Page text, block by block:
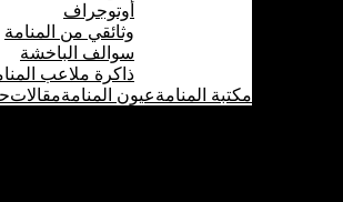
أوتوجراف
وثائقي من المنامة
سوالف الباخشة
ذاكرة ملاعب
مكتبة المنامةعيون المنامةمقالات